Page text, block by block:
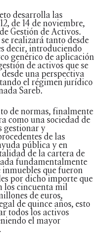
desarrolla las
de 14 de noviembre,
Gestión de Activos.
realizará tanto desde
decir, introduciendo
genérico de aplicación
de activos que se
una perspectiva
el régimen jurídico
Sareb.
de normas, finalmente
como una sociedad de
gestionar y
de las
pública y en
de la cartera de
fundamentalmente
que fueron
por dicho importe que
los cincuenta mil
de euros,
de quince años, esto
todos los activos
el mayor